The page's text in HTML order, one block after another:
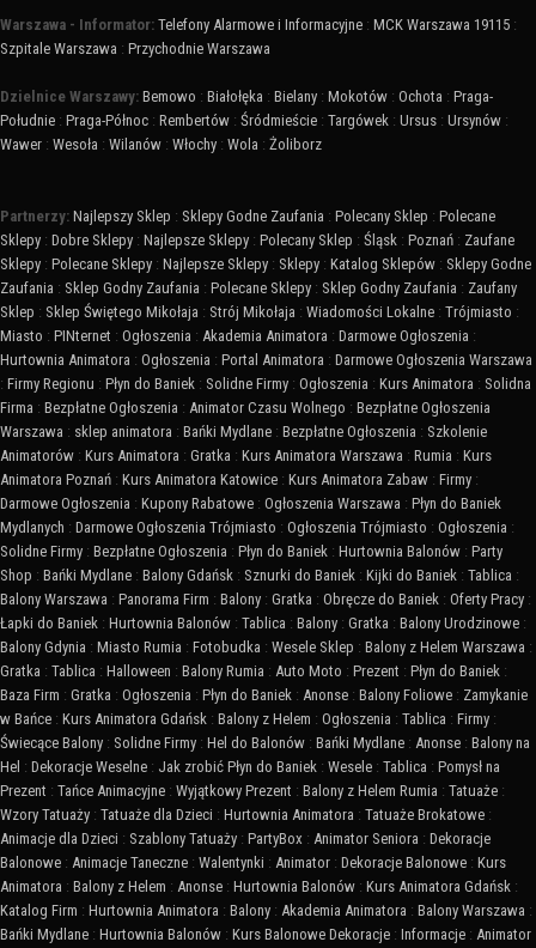
Warszawa - Informator: Telefony Alarmowe i Informacyjne : MCK Warszawa 19115 :
Szpitale Warszawa : Przychodnie Warszawa
Dzielnice Warszawy: Bemowo : Białołęka : Bielany : Mokotów : Ochota : Praga-
Południe : Praga-Północ : Rembertów : Śródmieście : Targówek : Ursus : Ursynów :
Wawer : Wesoła : Wilanów : Włochy : Wola : Żoliborz
Partnerzy: Najlepszy Sklep : Sklepy Godne Zaufania : Polecany Sklep : Polecane
Sklepy : Dobre Sklepy : Najlepsze Sklepy : Polecany Sklep : Śląsk : Poznań : Zaufane
Sklepy : Polecane Sklepy : Najlepsze Sklepy : Sklepy : Katalog Sklepów : Sklepy Godne
Zaufania : Sklep Godny Zaufania : Polecane Sklepy : Sklep Godny Zaufania : Zaufany
Sklep : Sklep Świętego Mikołaja : Strój Mikołaja : Wiadomości Lokalne : Trójmiasto :
Miasto : PINternet : Ogłoszenia : Akademia Animatora : Darmowe Ogłoszenia :
Hurtownia Animatora : Ogłoszenia : Portal Animatora : Darmowe Ogłoszenia Warszawa
: Firmy Regionu : Płyn do Baniek : Solidne Firmy : Ogłoszenia : Kurs Animatora : Solidna
Firma : Bezpłatne Ogłoszenia : Animator Czasu Wolnego : Bezpłatne Ogłoszenia
Warszawa : sklep animatora : Bańki Mydlane : Bezpłatne Ogłoszenia : Szkolenie
Animatorów : Kurs Animatora : Gratka : Kurs Animatora Warszawa : Rumia : Kurs
Animatora Poznań : Kurs Animatora Katowice : Kurs Animatora Zabaw : Firmy :
Darmowe Ogłoszenia : Kupony Rabatowe : Ogłoszenia Warszawa : Płyn do Baniek
Mydlanych : Darmowe Ogłoszenia Trójmiasto : Ogłoszenia Trójmiasto : Ogłoszenia :
Solidne Firmy : Bezpłatne Ogłoszenia : Płyn do Baniek : Hurtownia Balonów : Party
Shop : Bańki Mydlane : Balony Gdańsk : Sznurki do Baniek : Kijki do Baniek : Tablica :
Balony Warszawa : Panorama Firm : Balony : Gratka : Obręcze do Baniek : Oferty Pracy :
Łapki do Baniek : Hurtownia Balonów : Tablica : Balony : Gratka : Balony Urodzinowe :
Balony Gdynia : Miasto Rumia : Fotobudka : Wesele Sklep : Balony z Helem Warszawa :
Gratka : Tablica : Halloween : Balony Rumia : Auto Moto : Prezent : Płyn do Baniek :
Baza Firm : Gratka : Ogłoszenia : Płyn do Baniek : Anonse : Balony Foliowe : Zamykanie
w Bańce : Kurs Animatora Gdańsk : Balony z Helem : Ogłoszenia : Tablica : Firmy :
Świecące Balony : Solidne Firmy : Hel do Balonów : Bańki Mydlane : Anonse : Balony na
Hel : Dekoracje Weselne : Jak zrobić Płyn do Baniek : Wesele : Tablica : Pomysł na
Prezent : Tańce Animacyjne : Wyjątkowy Prezent : Balony z Helem Rumia : Tatuaże :
Wzory Tatuaży : Tatuaże dla Dzieci : Hurtownia Animatora : Tatuaże Brokatowe :
Animacje dla Dzieci : Szablony Tatuaży : PartyBox : Animator Seniora : Dekoracje
Balonowe : Animacje Taneczne : Walentynki : Animator : Dekoracje Balonowe : Kurs
Animatora : Balony z Helem : Anonse : Hurtownia Balonów : Kurs Animatora Gdańsk :
Katalog Firm : Hurtownia Animatora : Balony : Akademia Animatora : Balony Warszawa :
Bańki Mydlane : Hurtownia Balonów : Kurs Balonowe Dekoracje : Informacje : Animator